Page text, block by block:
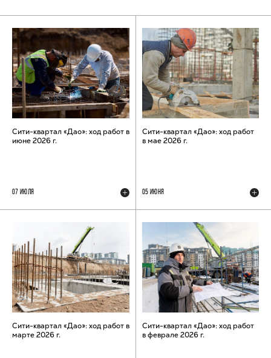
Сити-квартал «Дао»: ход работ в
июне 2026 г.
07 ИЮЛЯ
Сити-квартал «Дао»: ход работ
в мае 2026 г.
05 ИЮНЯ
Сити-квартал «Дао»: ход работ в
марте 2026 г.
Сити-квартал «Дао»: ход работ
в феврале 2026 г.